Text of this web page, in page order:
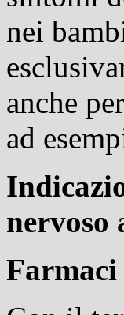
nei
anche
ad
nervoso
Farmaci